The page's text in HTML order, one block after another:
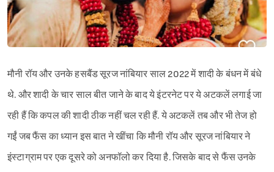
मौनी रॉय और उनके हसबैंड सूरज नांबियार साल 2022 में शादी के बंधन में बंधे
थे. और शादी के चार साल बीत जाने के बाद ये इंटरनेट पर ये अटकलें लगाई जा
रही हैं कि कपल की शादी ठीक नहीं चल रही हैं. ये अटकलें तब और भी तेज हो
गईं जब फैंस का ध्यान इस बात ने खींचा कि मौनी रॉय और सूरज नांबियार ने
इंस्टाग्राम पर एक दूसरे को अनफॉलो कर दिया है. जिसके बाद से फैंस उनके